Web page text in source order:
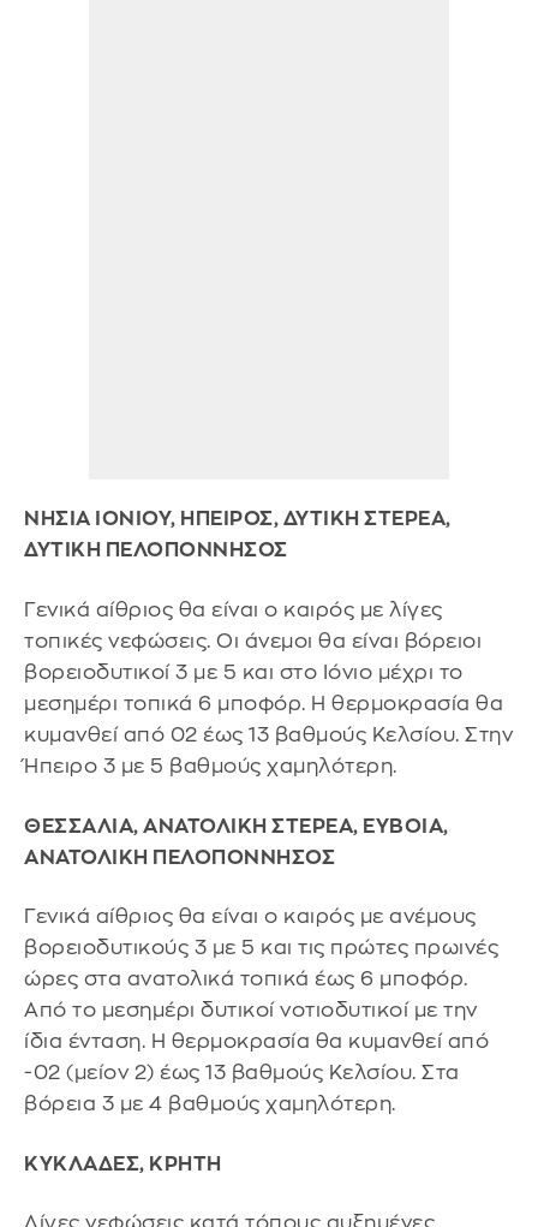
ΝΗΣΙΑ ΙΟΝΙΟΥ, ΗΠΕΙΡΟΣ, ΔΥΤΙΚΗ ΣΤΕΡΕΑ,
ΔΥΤΙΚΗ ΠΕΛΟΠΟΝΝΗΣΟΣ
Γενικά αίθριος θα είναι ο καιρός με λίγες
τοπικές νεφώσεις. Οι άνεμοι θα είναι βόρειοι
βορειοδυτικοί 3 με 5 και στο Ιόνιο μέχρι το
μεσημέρι τοπικά 6 μποφόρ. Η θερμοκρασία θα
κυμανθεί από 02 έως 13 βαθμούς Κελσίου. Στην
Ήπειρο 3 με 5 βαθμούς χαμηλότερη.
ΘΕΣΣΑΛΙΑ, ΑΝΑΤΟΛΙΚΗ ΣΤΕΡΕΑ, ΕΥΒΟΙΑ,
ΑΝΑΤΟΛΙΚΗ ΠΕΛΟΠΟΝΝΗΣΟΣ
Γενικά αίθριος θα είναι ο καιρός με ανέμους
βορειοδυτικούς 3 με 5 και τις πρώτες πρωινές
ώρες στα ανατολικά τοπικά έως 6 μποφόρ.
Από το μεσημέρι δυτικοί νοτιοδυτικοί με την
ίδια ένταση. Η θερμοκρασία θα κυμανθεί από
-02 (μείον 2) έως 13 βαθμούς Κελσίου. Στα
βόρεια 3 με 4 βαθμούς χαμηλότερη.
ΚΥΚΛΑΔΕΣ, ΚΡΗΤΗ